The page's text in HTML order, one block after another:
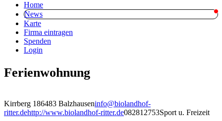
Home
News
Karte
Firma eintragen
Spenden
Login
Ferienwohnung
Kirrberg 186483 Balzhauseninfo@biolandhof-
ritter.dehttp://www.biolandhof-ritter.de082812753Sport u. Freizeit